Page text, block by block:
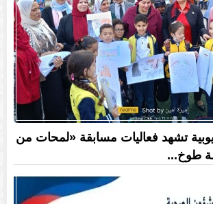
تشهد فعاليات مسابقة «لمحات من
طوخ...